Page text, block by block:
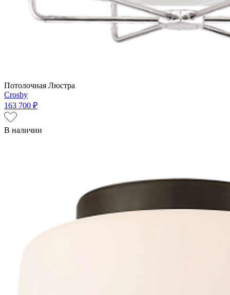
Потолочная Люстра
Crosby
163 700 ₽
В наличии